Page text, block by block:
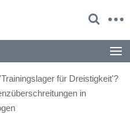
'Trainingslager für Dreistigkeit'?
in